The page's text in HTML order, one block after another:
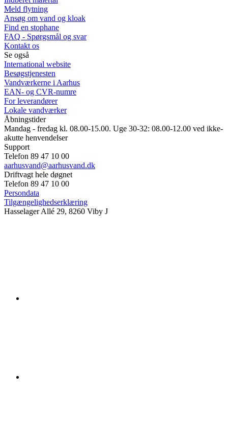
Meld flytning
Ansøg om vand og kloak
Find en stophane
FAQ - Spørgsmål og svar
Kontakt os
Se også
International website
Besøgstjenesten
Vandværkerne i Aarhus
EAN- og CVR-numre
For leverandører
Lokale vandværker
Åbningstider
Mandag - fredag kl. 08.00-15.00. Uge 30-32: 08.00-12.00 ved ikke-
akutte henvendelser
Support
Telefon 89 47 10 00
aarhusvand@aarhusvand.dk
Driftvagt hele døgnet
Telefon 89 47 10 00
Persondata
Tilgængelighedserklæring
Hasselager Allé 29, 8260 Viby J